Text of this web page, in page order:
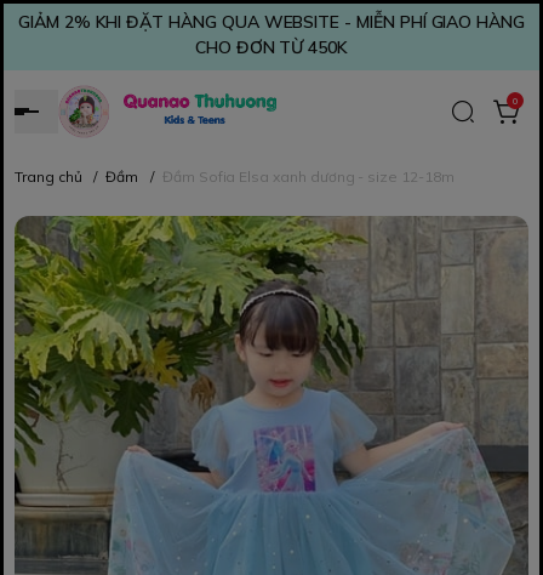
GIẢM 2% KHI ĐẶT HÀNG QUA WEBSITE - MIỄN PHÍ GIAO HÀNG
CHO ĐƠN TỪ 450K
0
Trang chủ / Đầm / Đầm Sofia Elsa xanh dương - size 12-18m